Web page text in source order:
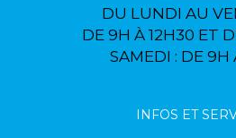
DU LUNDI AU
DE 9H À 12H30 ET
SAMEDI : DE 9H
INFOS ET